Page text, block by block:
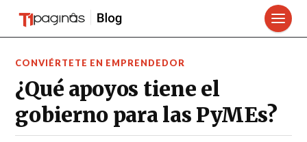
CONVIÉRTETE EN EMPRENDEDOR
¿Qué apoyos tiene el
gobierno para las PyMEs?